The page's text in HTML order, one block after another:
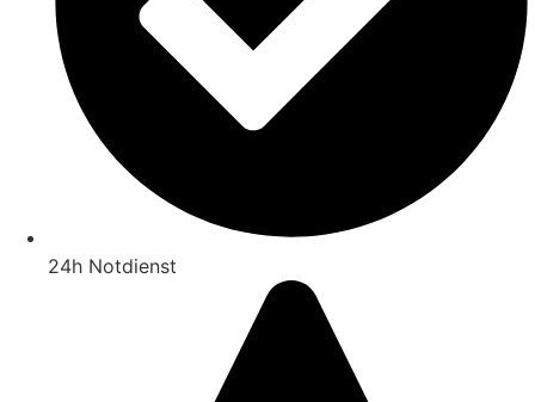
24h Notdienst